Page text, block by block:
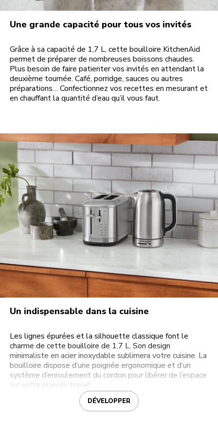
Une grande capacité pour tous vos invités
Grâce à sa capacité de 1,7 L, cette bouilloire KitchenAid
permet de préparer de nombreuses boissons chaudes.
Plus besoin de faire patienter vos invités en attendant la
deuxième tournée. Café, porridge, sauces ou autres
préparations… Confectionnez vos recettes en mesurant et
en chauffant la quantité d’eau qu’il vous faut.
Un indispensable dans la cuisine
Les lignes épurées et la silhouette classique font le
charme de cette bouilloire de 1,7 L. Son design
minimaliste en acier inoxydable sublimera votre cuisine. La
bouilloire dispose d’une poignée ergonomique et d’un
système d’enroulement du cordon pour libérer de l’espace
sur votre plan de travail.
DÉVELOPPER